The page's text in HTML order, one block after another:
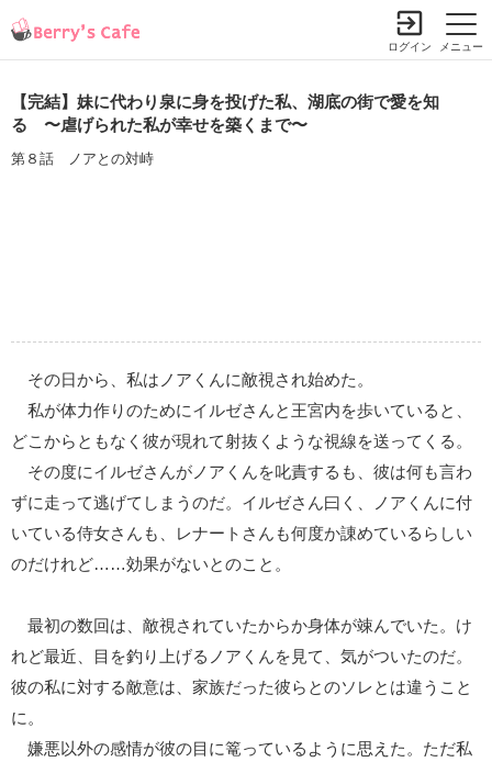
メニュー
ログイン
【完結】妹に代わり泉に身を投げた私、湖底の街で愛を知
る 〜虐げられた私が幸せを築くまで〜
第８話 ノアとの対峙
その日から、私はノアくんに敵視され始めた。
私が体力作りのためにイルゼさんと王宮内を歩いていると、
どこからともなく彼が現れて射抜くような視線を送ってくる。
その度にイルゼさんがノアくんを叱責するも、彼は何も言わ
ずに走って逃げてしまうのだ。イルゼさん曰く、ノアくんに付
いている侍女さんも、レナートさんも何度か諌めているらしい
のだけれど……効果がないとのこと。
最初の数回は、敵視されていたからか身体が竦んでいた。け
れど最近、目を釣り上げるノアくんを見て、気がついたのだ。
彼の私に対する敵意は、家族だった彼らとのソレとは違うこと
に。
嫌悪以外の感情が彼の目に篭っているように思えた。ただ私